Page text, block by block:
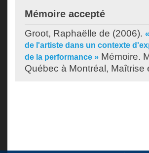
Mémoire accepté
Groot, Raphaëlle de (2006).
de l'artiste dans un contexte
de la performance » Mémoire.
Québec à Montréal,